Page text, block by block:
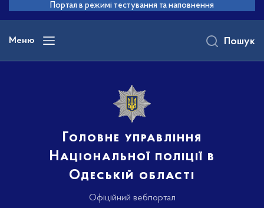
основного
вмісту
Портал в режимі тестування та наповнення
Меню
Головне управління
Національної поліції в
Одеській області
Офіційний вебпортал
Пошук